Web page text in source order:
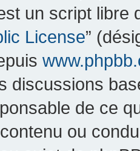
un script
License”
discussions
de ce
ou